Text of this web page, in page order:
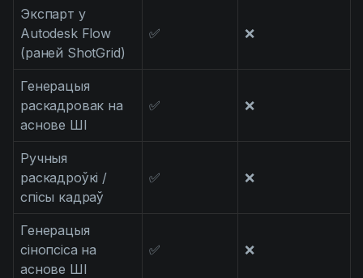
Экспарт у
Autodesk Flow
(раней ShotGrid)
✅ ❌
Генерацыя
раскадровак на
аснове ШІ
✅ ❌
Ручныя
раскадроўкі /
спісы кадраў
✅ ❌
Генерацыя
сінопсіса на
аснове ШІ
✅ ❌